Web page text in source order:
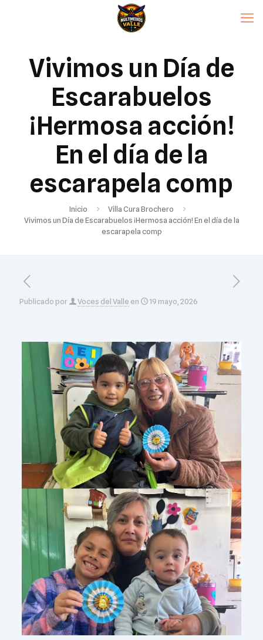
Vivimos un Día de
Escarabuelos
¡Hermosa acción!
En el día de la
escarapela comp
Inicio
Villa Cura Brochero
Vivimos un Día de Escarabuelos ¡Hermosa acción! En el día de la
escarapela comp
Publicado por Voces del Valle en 19 mayo, 2026